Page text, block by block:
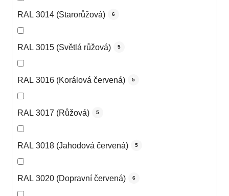
RAL 3014 (Starorůžová) 6
RAL 3015 (Světlá růžová) 5
RAL 3016 (Korálová červená) 5
RAL 3017 (Růžová) 5
RAL 3018 (Jahodová červená) 5
RAL 3020 (Dopravní červená) 6